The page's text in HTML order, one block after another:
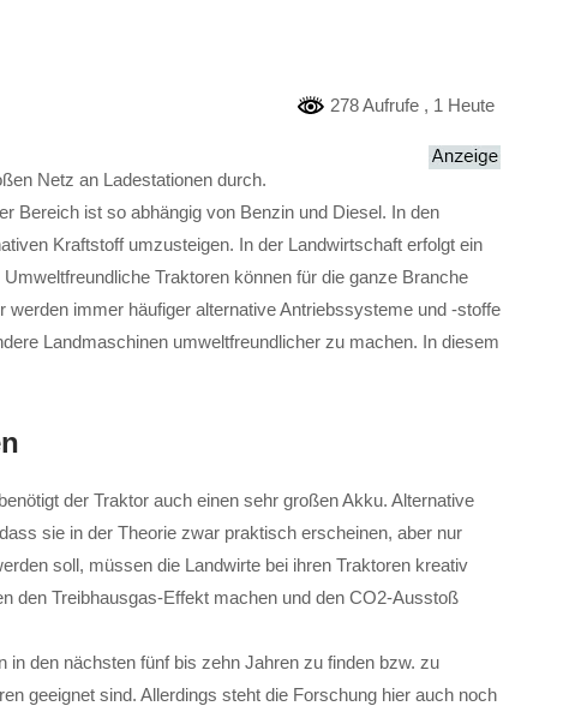
278 Aufrufe , 1 Heute
Netz an Ladestationen durch.
Bereich ist so abhängig von Benzin und Diesel. In den
Kraftstoff umzusteigen. In der Landwirtschaft erfolgt ein
Traktoren können für die ganze Branche
immer häufiger alternative Antriebssysteme und -stoffe
Landmaschinen umweltfreundlicher zu machen. In diesem
der Traktor auch einen sehr großen Akku. Alternative
sie in der Theorie zwar praktisch erscheinen, aber nur
soll, müssen die Landwirte bei ihren Traktoren kreativ
den Treibhausgas-Effekt machen und den CO2-Ausstoß
den nächsten fünf bis zehn Jahren zu finden bzw. zu
geeignet sind. Allerdings steht die Forschung hier auch noch